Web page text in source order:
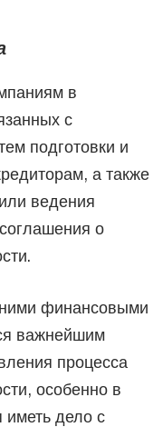
в
с
подготовки и
а также
ведения
о
финансовыми
важнейшим
процесса
особенно в
иметь дело с